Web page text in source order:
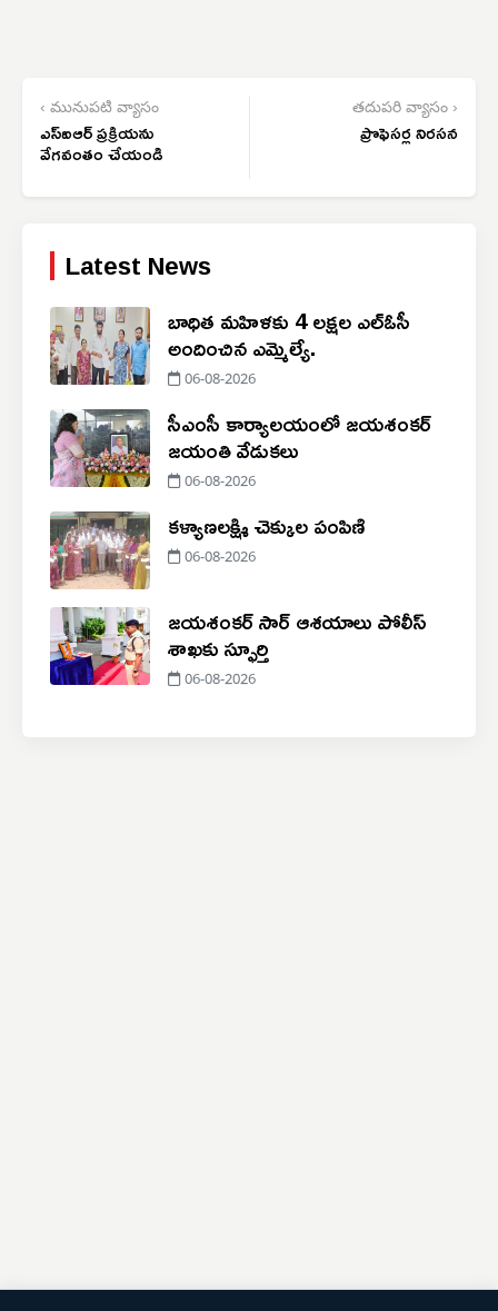
‹ మునుపటి వ్యాసం
ఎస్ఐఆర్ ప్రక్రియను
వేగవంతం చేయండి
తదుపరి వ్యాసం ›
ప్రొఫెసర్ల నిరసన
Latest News
బాధిత మహిళకు 4 లక్షల ఎల్ఓసీ
అందించిన ఎమ్మెల్యే.
06-08-2026
సీఎంసీ కార్యాలయంలో జయశంకర్
జయంతి వేడుకలు
06-08-2026
కళ్యాణలక్ష్మి చెక్కుల పంపిణి
06-08-2026
జయశంకర్ సార్ ఆశయాలు పోలీస్
శాఖకు స్ఫూర్తి
06-08-2026